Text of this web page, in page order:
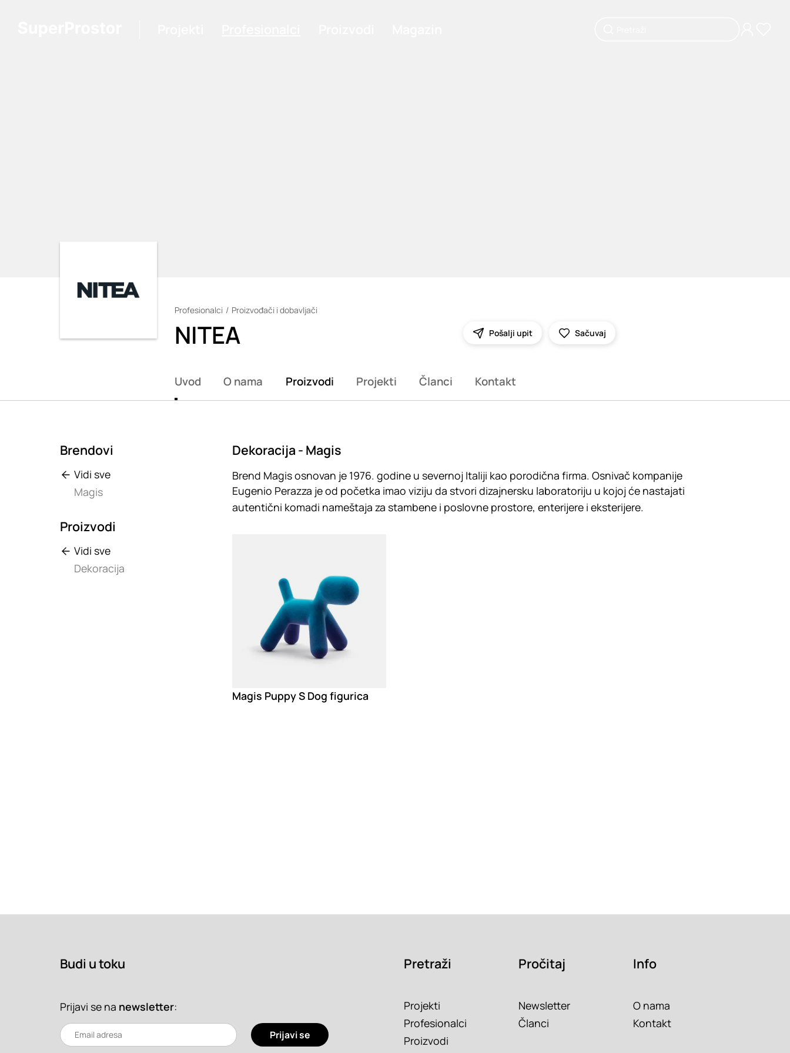
Profesionalci Proizvođači i dobavljači
NITEA Pošalji upit Sačuvaj
Uvod O nama Proizvodi Projekti Članci Kontakt
Brendovi
Vidi sve
Magis
Proizvodi
Vidi sve
Dekoracija
Dekoracija - Magis
Brend Magis osnovan je 1976. godine u severnoj Italiji kao porodična firma. Osnivač kompanije
Eugenio Perazza je od početka imao viziju da stvori dizajnersku laboratoriju u kojoj će nastajati
autentični komadi nameštaja za stambene i poslovne prostore, enterijere i eksterijere.
Magis Puppy S Dog figurica
Budi u toku
Prijavi se na newsletter:
Prijavi se
Pretraži
Projekti
Profesionalci
Proizvodi
Pročitaj
Newsletter
Članci
Info
O nama
Kontakt